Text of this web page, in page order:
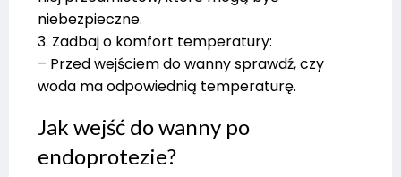
niebezpieczne.
3. Zadbaj o komfort temperatury:
– Przed wejściem do wanny sprawdź, czy
woda ma odpowiednią temperaturę.
Jak wejść do wanny po
endoprotezie?